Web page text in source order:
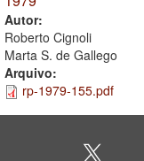
Autor:
Roberto Cignoli
Marta S. de Gallego
Arquivo:
rp-1979-155.pdf